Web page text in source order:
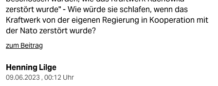
zerstört wurde" - Wie würde sie schlafen, wenn das
Kraftwerk von der eigenen Regierung in Kooperation mit
der Nato zerstört wurde?
zum Beitrag
Henning Lilge
09.06.2023 , 00:12 Uhr